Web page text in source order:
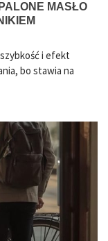
MASŁO
i efekt
bo stawia na